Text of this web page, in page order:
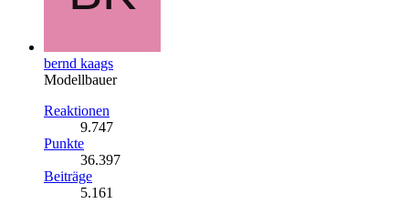
bernd kaags
Modellbauer
Reaktionen
9.747
Punkte
36.397
Beiträge
5.161